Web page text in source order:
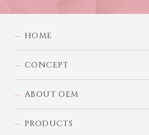
HOME
CONCEPT
ABOUT OEM
PRODUCTS